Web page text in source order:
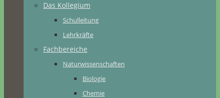
Das Kollegium
Schulleitung
Lehrkräfte
Fachbereiche
Naturwissenschaften
Biologie
Chemie